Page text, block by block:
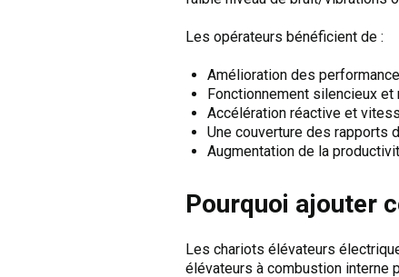
Les opérateurs bénéficient de :
Amélioration des
Fonctionnement silencieux
Accélération réactive et
Une couverture des rapports
Augmentation de la
Pourquoi ajouter
Les chariots élévateurs
élévateurs à combustion interne